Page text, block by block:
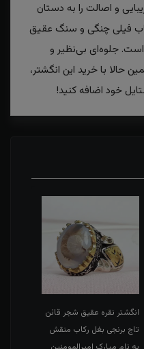
و اصالت را به دستان
فیلی چنگی و سنگ عقیق
جلوه‌ای بی‌نظیر و
حالا با خرید این انگشتر،
خود اضافه کنید!
انگشتر نقره عقیق شجر قائن
تاج برنجی بغل رکاب منقش